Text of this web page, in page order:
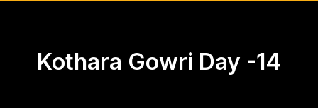
Kothara Gowri Day -14